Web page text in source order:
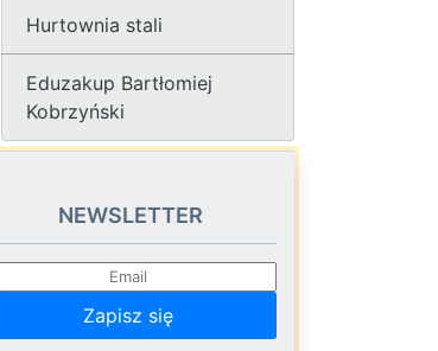
Hurtownia stali
Eduzakup Bartłomiej
Kobrzyński
NEWSLETTER
Zapisz się